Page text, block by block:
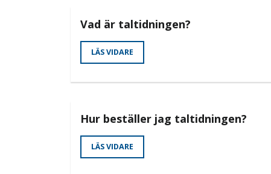
Vad är taltidningen?
LÄS VIDARE
Hur beställer jag taltidningen?
LÄS VIDARE